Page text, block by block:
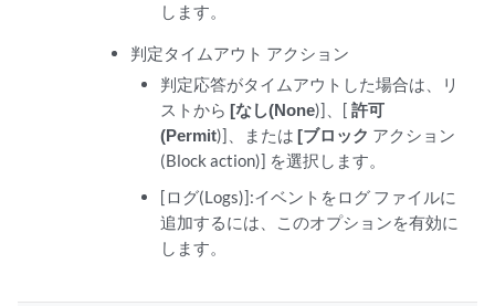
します。
判定タイムアウト アクション
判定応答がタイムアウトした場合は、リ
ストから[なし(None)]、[許可
(Permit)]、または[ブロック アクション
(Block action)] を選択します。
[ログ(Logs)]:イベントをログ ファイルに
追加するには、このオプションを有効に
します。